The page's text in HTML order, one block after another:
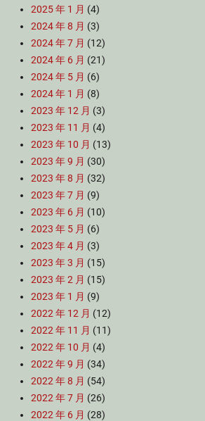
2025 年 1 月 (4)
2024 年 8 月 (3)
2024 年 7 月 (12)
2024 年 6 月 (21)
2024 年 5 月 (6)
2024 年 1 月 (8)
2023 年 12 月 (3)
2023 年 11 月 (4)
2023 年 10 月 (13)
2023 年 9 月 (30)
2023 年 8 月 (32)
2023 年 7 月 (9)
2023 年 6 月 (10)
2023 年 5 月 (6)
2023 年 4 月 (3)
2023 年 3 月 (15)
2023 年 2 月 (15)
2023 年 1 月 (9)
2022 年 12 月 (12)
2022 年 11 月 (11)
2022 年 10 月 (4)
2022 年 9 月 (34)
2022 年 8 月 (54)
2022 年 7 月 (26)
2022 年 6 月 (28)